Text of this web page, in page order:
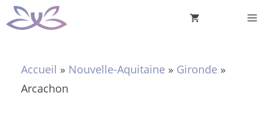
Aller
au
Accueil » Nouvelle-Aquitaine » Gironde »
Arcachon